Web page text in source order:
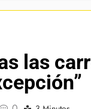
las